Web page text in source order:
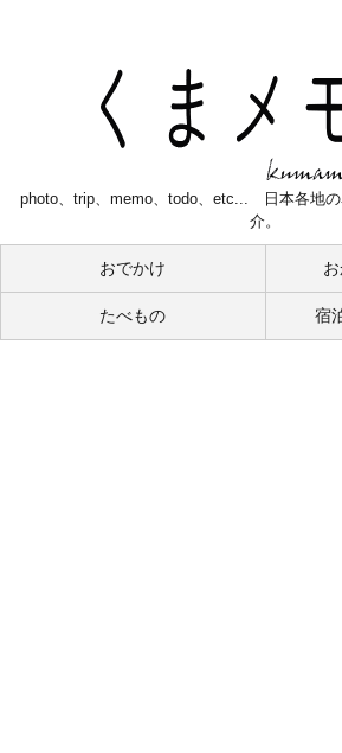
photo、trip、memo、todo、etc... 日本各地
介。
おでかけ
たべもの 宿